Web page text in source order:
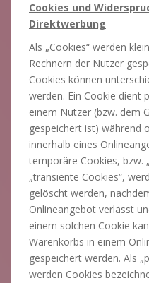
Cookies und
Direktwerbung
Als „Cookies“ werden
Rechnern der Nutzer
Cookies können
werden. Ein Cookie dient
einem Nutzer (bzw. dem
gespeichert ist) während
innerhalb eines
temporäre Cookies, bzw.
„transiente Cookies“,
gelöscht werden,
Onlineangebot verlässt
einem solchen Cookie
Warenkorbs in einem
gespeichert werden. Als
werden Cookies